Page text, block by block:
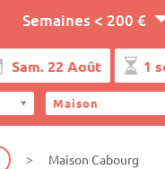
Semaines < 200 €
Maison
Maison Cabourg